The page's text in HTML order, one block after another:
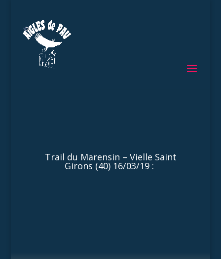
Trail du Marensin – Vielle Saint
Girons (40) 16/03/19 :